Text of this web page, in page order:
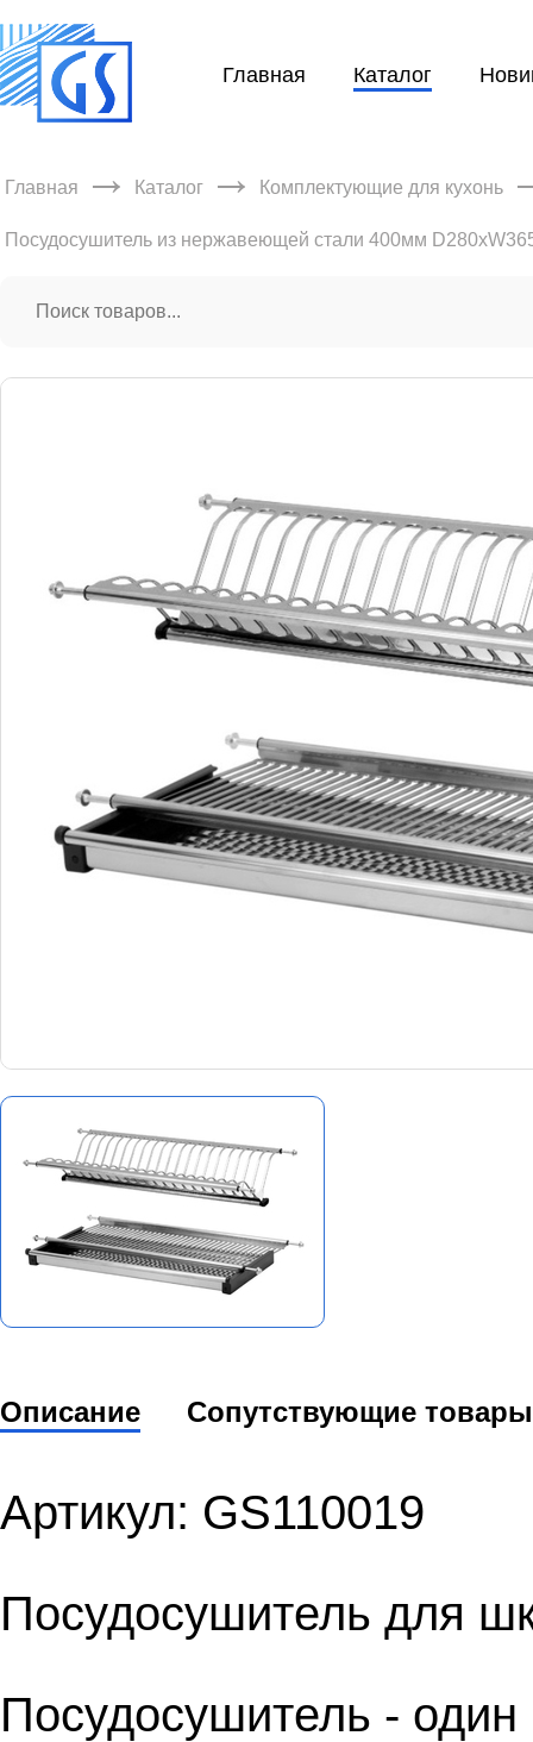
Главная Каталог
Главная → Каталог → Комплектующие для кухонь
Посудосушитель из нержавеющей стали 400мм
Описание Сопутствующие товары
Артикул: GS110019
Посудосушитель для
Посудосушитель - один